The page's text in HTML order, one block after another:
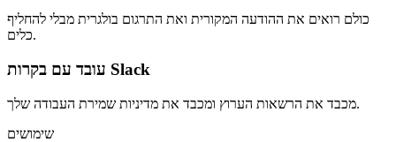
כולם רואים את ההודעה המקורית ואת התרגום בולגרית מבלי להחליף
כלים.
עובד עם בקרות Slack
מכבד את הרשאות הערוץ ומכבד את מדיניות שמירת העבודה שלך.
שימושים